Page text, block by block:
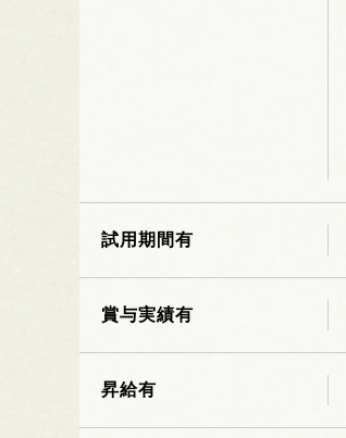
試用期間有
賞与実績有
昇給有